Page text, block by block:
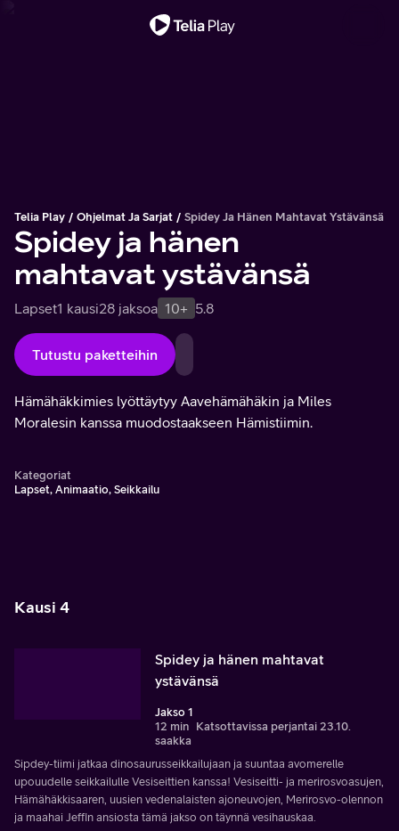
Telia Play Ohjelmat Ja Sarjat Spidey Ja Hänen Mahtavat Ystävänsä
Spidey ja hänen
mahtavat ystävänsä
Lapset1 kausi28 jaksoa 10+ 5.8
Tutustu paketteihin
Hämähäkkimies lyöttäytyy Aavehämähäkin ja Miles
Moralesin kanssa muodostaakseen Hämistiimin.
Kategoriat
Lapset, Animaatio, Seikkailu
Kausi 4
Spidey ja hänen mahtavat
ystävänsä
Jakso 1
12 min Katsottavissa perjantai 23.10.
saakka
Sipdey-tiimi jatkaa dinosaurusseikkailujaan ja suuntaa avomerelle
upouudelle seikkailulle Vesiseittien kanssa! Vesiseitti- ja merirosvoasujen,
Hämähäkkisaaren, uusien vedenalaisten ajoneuvojen, Merirosvo-olennon
ja maahai Jeffin ansiosta tämä jakso on täynnä vesihauskaa.